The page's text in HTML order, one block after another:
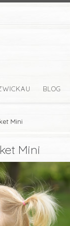
BLOG
Mini
Mini